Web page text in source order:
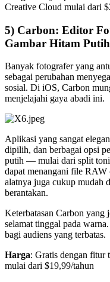
Creative Cloud mulai dari
5) Carbon: Editor
Gambar Hitam Putih
Banyak fotografer yang
sebagai perubahan
sosial. Di iOS, Carbon
menjelajahi gaya abadi ini.
Aplikasi yang sangat
dipilih, dan berbagai opsi
putih — mulai dari split
dapat menangani file
alatnya juga cukup mudah
berantakan.
Keterbatasan Carbon yang
selamat tinggal pada
bagi audiens yang terbatas.
Harga: Gratis dengan fitur
mulai dari $19,99/tahun